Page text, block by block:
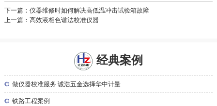
下一篇：仪器维修时如何解决高低温冲击试验箱故障
上一篇：高效液相色谱法校准仪器
经典案例
◎ 做仪器校准服务 诚浩五金选择华中计量
◎ 铁路工程案例